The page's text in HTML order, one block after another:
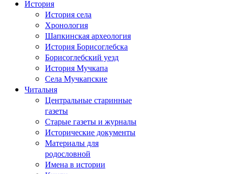
История
История села
Хронология
Шапкинская археология
История Борисоглебска
Борисоглебский уезд
История Мучкапа
Села Мучкапские
Читальня
Центральные старинные
газеты
Старые газеты и журналы
Исторические документы
Материалы для
родословной
Имена в истории